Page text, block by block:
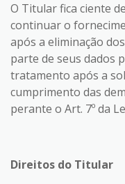
O Titular fica ciente
continuar o
após a eliminação
parte de seus dados
tratamento após a
cumprimento das
perante o Art. 7º da
Direitos do Titular